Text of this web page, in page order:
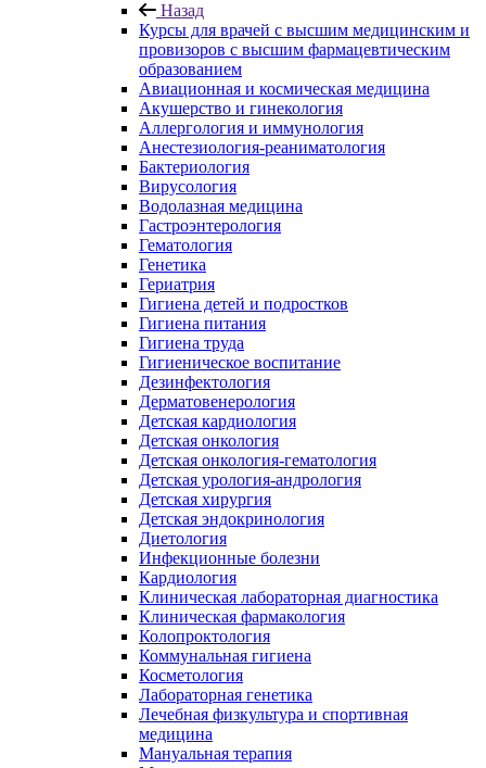
Назад
Курсы для врачей с высшим медицинским и
провизоров с высшим фармацевтическим
образованием
Авиационная и космическая медицина
Акушерство и гинекология
Аллергология и иммунология
Анестезиология-реаниматология
Бактериология
Вирусология
Водолазная медицина
Гастроэнтерология
Гематология
Генетика
Гериатрия
Гигиена детей и подростков
Гигиена питания
Гигиена труда
Гигиеническое воспитание
Дезинфектология
Дерматовенерология
Детская кардиология
Детская онкология
Детская онкология-гематология
Детская урология-андрология
Детская хирургия
Детская эндокринология
Диетология
Инфекционные болезни
Кардиология
Клиническая лабораторная диагностика
Клиническая фармакология
Колопроктология
Коммунальная гигиена
Косметология
Лабораторная генетика
Лечебная физкультура и спортивная
медицина
Мануальная терапия